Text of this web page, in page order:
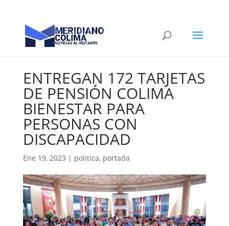
ENTREGAN 172 TARJETAS
DE PENSIÓN COLIMA
BIENESTAR PARA
PERSONAS CON
DISCAPACIDAD
Ene 19, 2023 | politica, portada